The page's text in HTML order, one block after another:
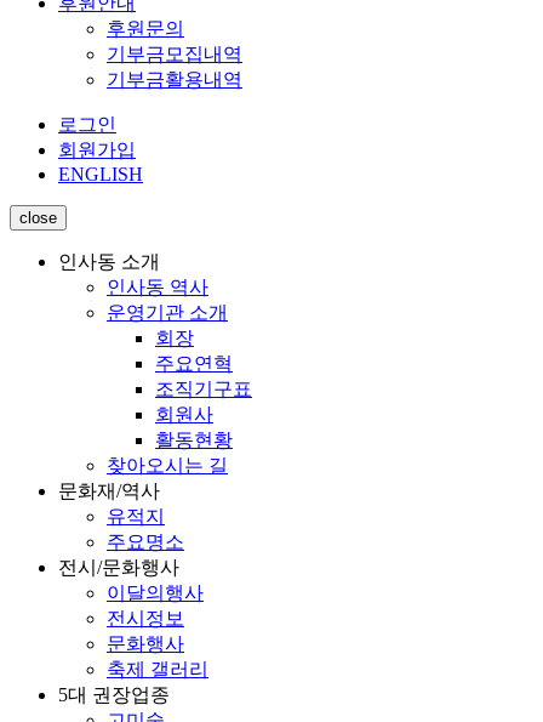
후원문의
기부금모집내역
기부금활용내역
로그인
회원가입
ENGLISH
close
인사동 소개
인사동 역사
운영기관 소개
회장
주요연혁
조직기구표
회원사
활동현황
찾아오시는 길
문화재/역사
유적지
주요명소
전시/문화행사
이달의행사
전시정보
문화행사
축제 갤러리
5대 권장업종